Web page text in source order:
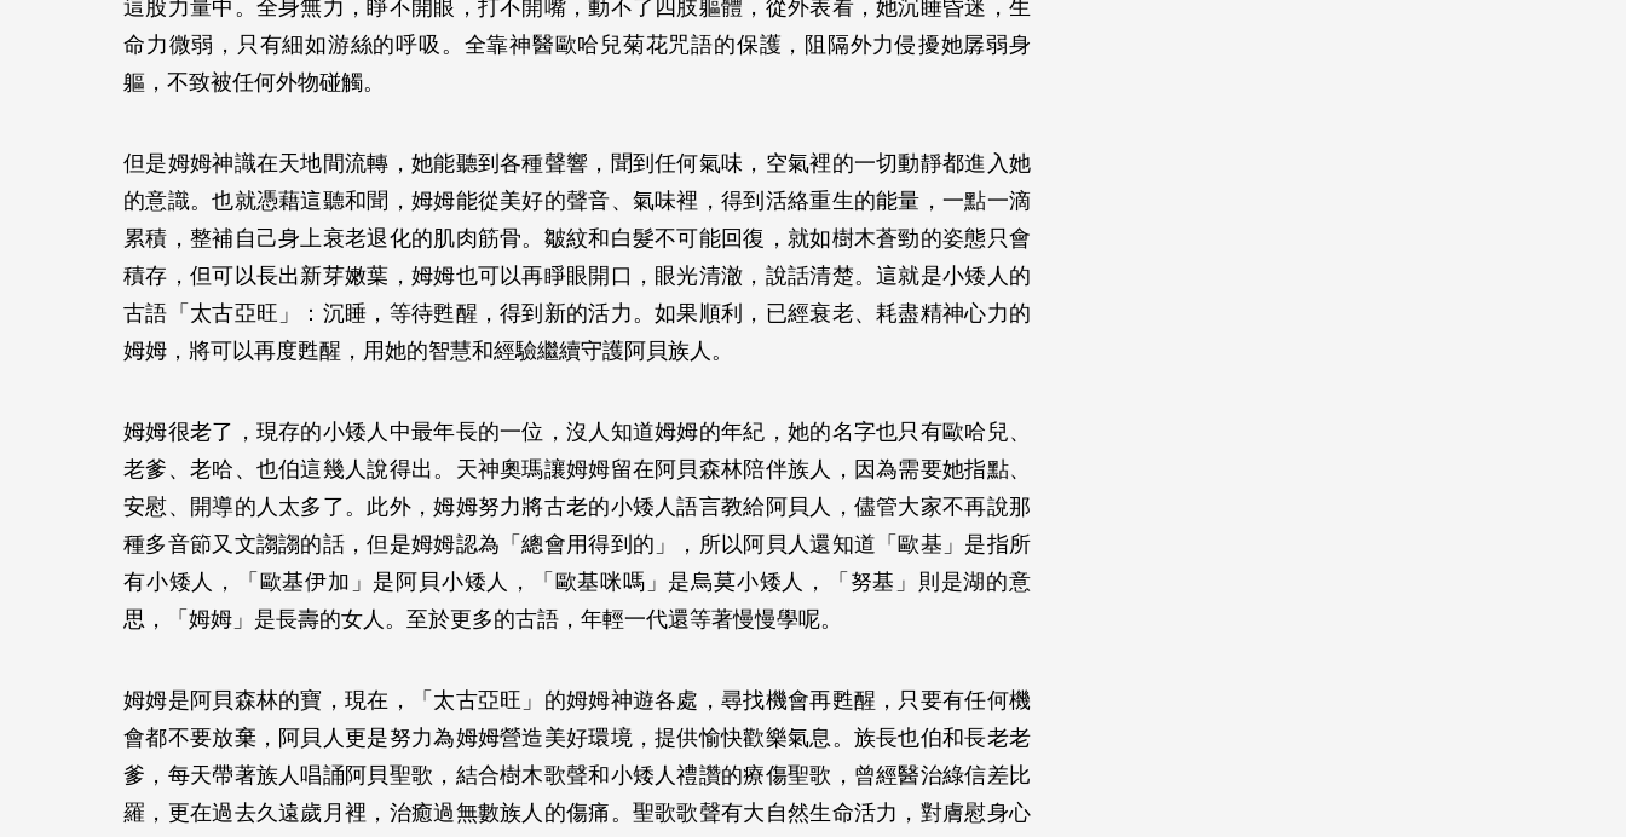
這股力量中。全身無力，睜不開眼，打不開嘴，動不了四肢軀體，從外表看，她沉睡昏迷，生
命力微弱，只有細如游絲的呼吸。全靠神醫歐哈兒菊花咒語的保護，阻隔外力侵擾她孱弱身
軀，不致被任何外物碰觸。
但是姆姆神識在天地間流轉，她能聽到各種聲響，聞到任何氣味，空氣裡的一切動靜都進入她
的意識。也就憑藉這聽和聞，姆姆能從美好的聲音、氣味裡，得到活絡重生的能量，一點一滴
累積，整補自己身上衰老退化的肌肉筋骨。皺紋和白髮不可能回復，就如樹木蒼勁的姿態只會
積存，但可以長出新芽嫩葉，姆姆也可以再睜眼開口，眼光清澈，說話清楚。這就是小矮人的
古語「太古亞旺」：沉睡，等待甦醒，得到新的活力。如果順利，已經衰老、耗盡精神心力的
姆姆，將可以再度甦醒，用她的智慧和經驗繼續守護阿貝族人。
姆姆很老了，現存的小矮人中最年長的一位，沒人知道姆姆的年紀，她的名字也只有歐哈兒、
老爹、老哈、也伯這幾人說得出。天神奧瑪讓姆姆留在阿貝森林陪伴族人，因為需要她指點、
安慰、開導的人太多了。此外，姆姆努力將古老的小矮人語言教給阿貝人，儘管大家不再說那
種多音節又文謅謅的話，但是姆姆認為「總會用得到的」，所以阿貝人還知道「歐基」是指所
有小矮人，「歐基伊加」是阿貝小矮人，「歐基咪嗎」是烏莫小矮人，「努基」則是湖的意
思，「姆姆」是長壽的女人。至於更多的古語，年輕一代還等著慢慢學呢。
姆姆是阿貝森林的寶，現在，「太古亞旺」的姆姆神遊各處，尋找機會再甦醒，只要有任何機
會都不要放棄，阿貝人更是努力為姆姆營造美好環境，提供愉快歡樂氣息。族長也伯和長老老
爹，每天帶著族人唱誦阿貝聖歌，結合樹木歌聲和小矮人禮讚的療傷聖歌，曾經醫治綠信差比
羅，更在過去久遠歲月裡，治癒過無數族人的傷痛。聖歌歌聲有大自然生命活力，對膚慰身心